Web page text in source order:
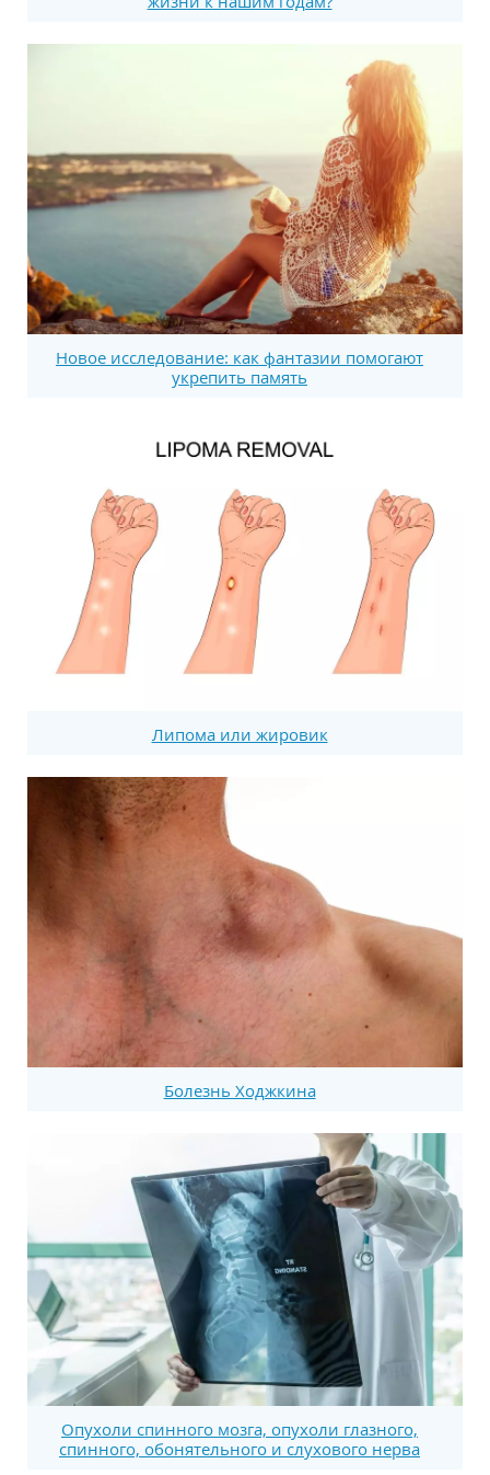
Новое исследование: как фантазии помогают
укрепить память
Липома или жировик
Болезнь Ходжкина
Опухоли спинного мозга, опухоли глазного,
спинного, обонятельного и слухового нерва